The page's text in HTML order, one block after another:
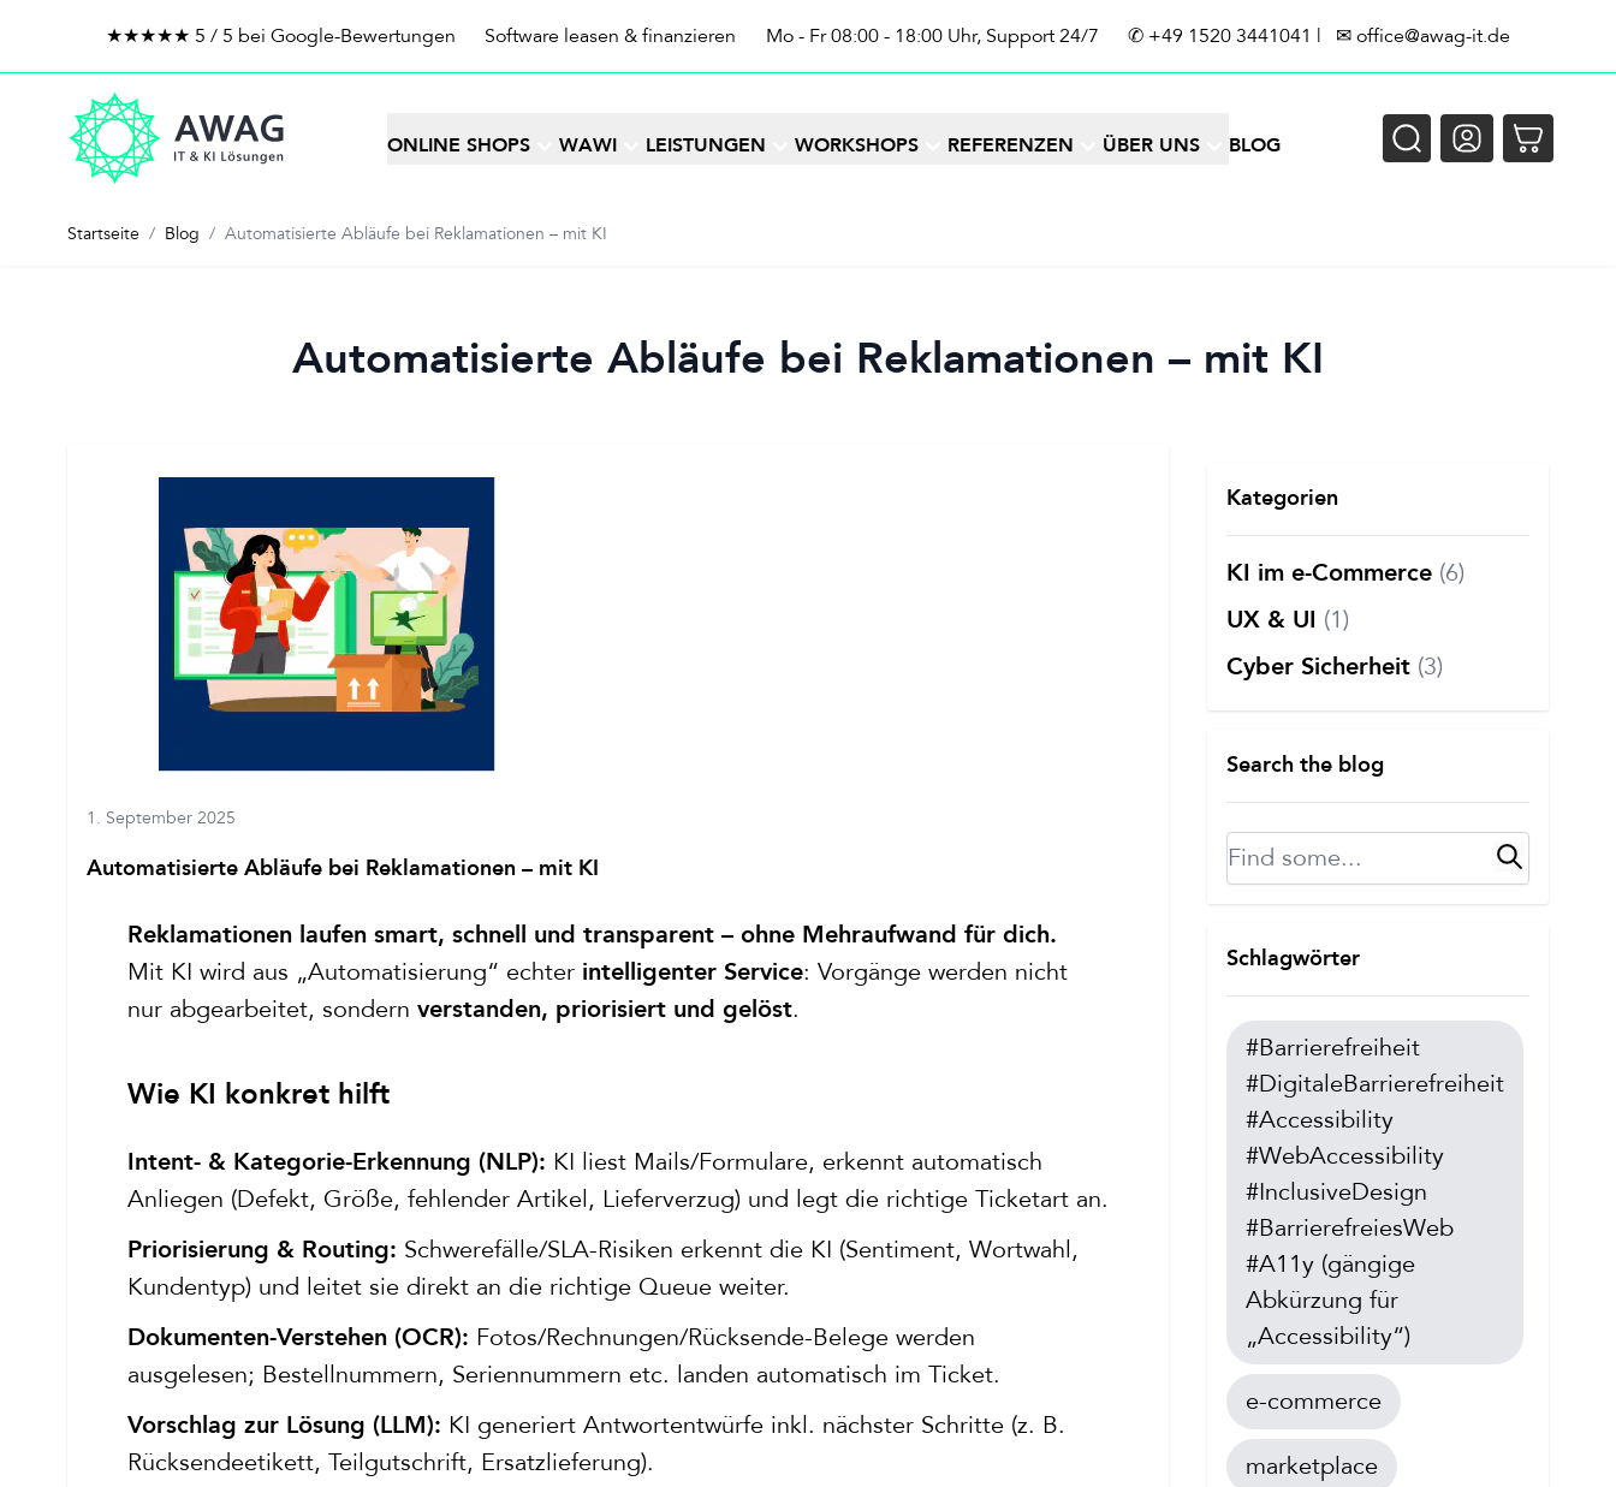
★★★★★ 5 / 5 bei Google-Bewertungen Software leasen & finanzieren Mo - Fr 08:00 - 18:00 Uhr, Support 24/7 ✆ +49 1520 3441041 | ✉ office@awag-it.de
Zum Inhalt springen
ONLINE SHOPS WAWI LEISTUNGEN WORKSHOPS REFERENZEN ÜBER UNS BLOG
Startseite / Blog / Automatisierte Abläufe bei Reklamationen – mit KI
Automatisierte Abläufe bei Reklamationen – mit KI
1. September 2025
Automatisierte Abläufe bei Reklamationen – mit KI
Reklamationen laufen smart, schnell und transparent – ohne Mehraufwand für dich.
Mit KI wird aus „Automatisierung“ echter intelligenter Service: Vorgänge werden nicht
nur abgearbeitet, sondern verstanden, priorisiert und gelöst.
Wie KI konkret hilft
Intent- & Kategorie-Erkennung (NLP): KI liest Mails/Formulare, erkennt automatisch
Anliegen (Defekt, Größe, fehlender Artikel, Lieferverzug) und legt die richtige Ticketart an.
Priorisierung & Routing: Schwerefälle/SLA-Risiken erkennt die KI (Sentiment, Wortwahl,
Kundentyp) und leitet sie direkt an die richtige Queue weiter.
Dokumenten-Verstehen (OCR): Fotos/Rechnungen/Rücksende-Belege werden
ausgelesen; Bestellnummern, Seriennummern etc. landen automatisch im Ticket.
Vorschlag zur Lösung (LLM): KI generiert Antwortentwürfe inkl. nächster Schritte (z. B.
Rücksendeetikett, Teilgutschrift, Ersatzlieferung).
Kategorien
KI im e-Commerce (6)
UX & UI (1)
Cyber Sicherheit (3)
Search the blog
Suche
Schlagwörter
#Barrierefreiheit
#DigitaleBarrierefreiheit
#Accessibility
#WebAccessibility
#InclusiveDesign
#BarrierefreiesWeb
#A11y (gängige
Abkürzung für
„Accessibility“)
e-commerce
marketplace